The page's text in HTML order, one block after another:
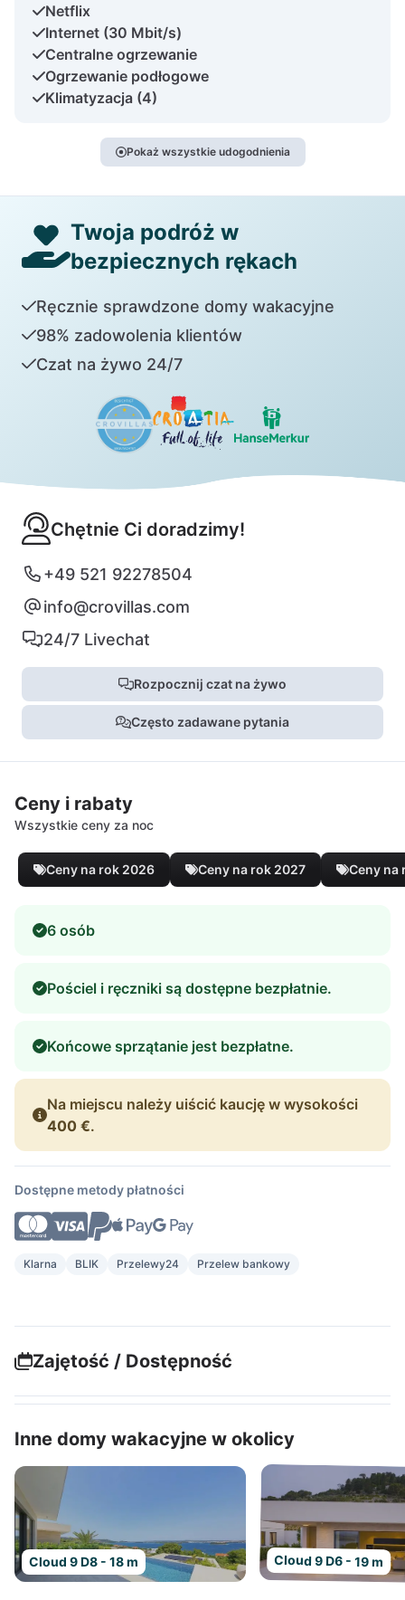
Netflix
Internet (30 Mbit/s)
Centralne ogrzewanie
Ogrzewanie podłogowe
Klimatyzacja (4)
Pokaż wszystkie udogodnienia
Twoja podróż w
bezpiecznych rękach
Ręcznie sprawdzone domy wakacyjne
98% zadowolenia klientów
Czat na żywo 24/7
Chętnie Ci doradzimy!
+49 521 92278504
info@crovillas.com
24/7 Livechat
Rozpocznij czat na żywo
Często zadawane pytania
Ceny i rabaty
Wszystkie ceny za noc
Ceny na rok 2026 Ceny na rok 2027 Ceny na
6 osób
Pościel i ręczniki są dostępne bezpłatnie.
Końcowe sprzątanie jest bezpłatne.
Na miejscu należy uiścić kaucję w wysokości
400 €.
Dostępne metody płatności
Klarna BLIK Przelewy24 Przelew bankowy
Zajętość / Dostępność
Inne domy wakacyjne w okolicy
Cloud 9 D8 - 18 m Cloud 9 D6 - 19 m